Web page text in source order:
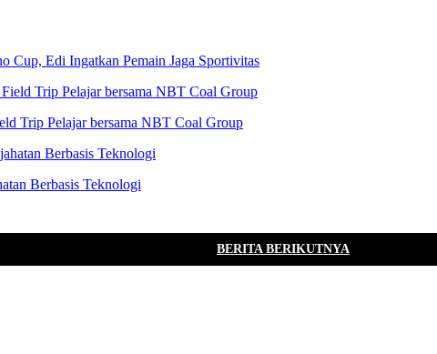
Cup, Edi Ingatkan Pemain Jaga Sportivitas
Trip Pelajar bersama NBT Coal Group
Berbasis Teknologi
BERITA BERIKUTNYA